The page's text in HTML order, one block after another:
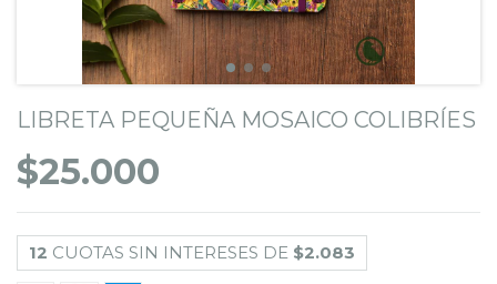
LIBRETA PEQUEÑA MOSAICO COLIBRÍES
$25.000
12 CUOTAS SIN INTERESES DE $2.083